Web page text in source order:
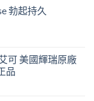
勃起持久
可 美國輝瑞原廠
品